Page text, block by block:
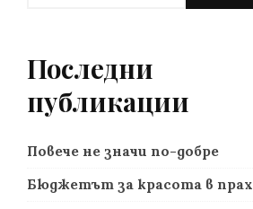
Последни
публикации
Повече не значи по-добре
Бюджетът за красота в прах